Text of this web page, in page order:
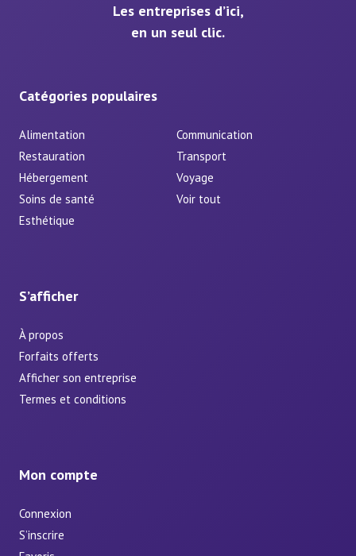
Les entreprises d’ici,
en un seul clic.
Catégories populaires
Alimentation
Communication
Restauration
Transport
Hébergement
Voyage
Soins de santé
Voir tout
Esthétique
S’afficher
À propos
Forfaits offerts
Afficher son entreprise
Termes et conditions
Mon compte
Connexion
S’inscrire